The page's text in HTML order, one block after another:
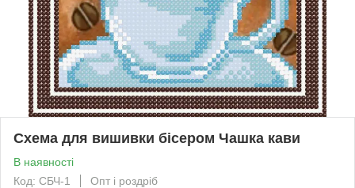
Схема для вишивки бісером Чашка кави
В наявності
Код: СБЧ-1
Опт і роздріб